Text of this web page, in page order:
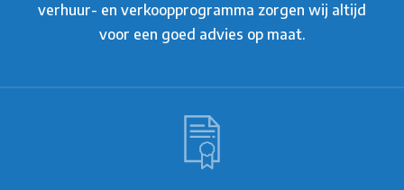
verhuur- en verkoopprogramma zorgen wij altijd
voor een goed advies op maat.